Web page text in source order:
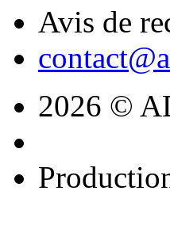
Avis de
2026 ©